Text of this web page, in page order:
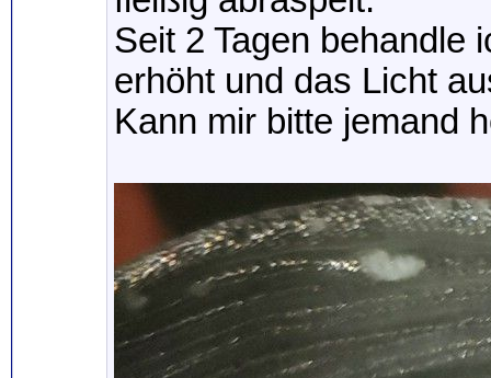
Seit 2 Tagen behandle
erhöht und das Licht
Kann mir bitte jemand